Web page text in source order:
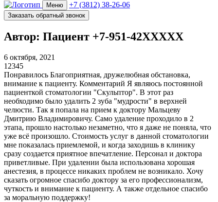
Меню +7 (3812) 38-26-06
Заказать обратный звонок
Автор: Пациент +7-951-42XXXXX
6 октября, 2021
1 2345
Понравилось Благоприятная, дружелюбная обстановка,
внимание к пациенту. Комментарий Я являюсь постоянной
пациенткой стоматологии "Скульптор". В этот раз
необходимо было удалить 2 зуба "мудрости" в верхней
челюсти. Так я попала на прием к доктору Мальцеву
Дмитрию Владимировичу. Само удаление проходило в 2
этапа, прошло настолько незаметно, что я даже не поняла, что
уже всё произошло. Стоимость услуг в данной стоматологии
мне показалась приемлемой, и когда заходишь в клинику
сразу создается приятное впечатление. Персонал и доктора
приветливые. При удалении была использована хорошая
анестезия, в процессе никаких проблем не возникало. Хочу
сказать огромное спасибо доктору за его профессионализм,
чуткость и внимание к пациенту. А также отдельное спасибо
за моральную поддержку!